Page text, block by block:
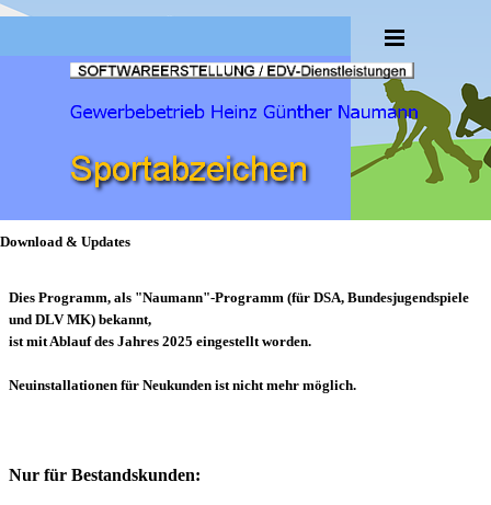
Direkt zum Seiteninhalt
Download & Updates
Dies Programm, als "Naumann"-Programm (für DSA, Bundesjugendspiele
und DLV MK) bekannt,
ist mit Ablauf des Jahres 2025 eingestellt worden.
Neuinstallationen für Neukunden ist nicht mehr möglich.
Nur für Bestandskunden: